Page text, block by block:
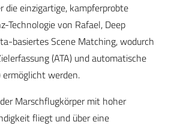
die einzigartige, kampferprobte
Technologie von Rafael, Deep
basiertes Scene Matching, wodurch
(ATA) und automatische
ermöglicht werden.
Marschflugkörper mit hoher
fliegt und über eine